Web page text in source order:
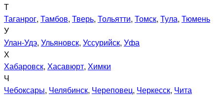
Т
Таганрог, Тамбов, Тверь, Тольятти, Томск, Тула, Тюмень
У
Улан-Удэ, Ульяновск, Уссурийск, Уфа
Х
Хабаровск, Хасавюрт, Химки
Ч
Чебоксары, Челябинск, Череповец, Черкесск, Чита